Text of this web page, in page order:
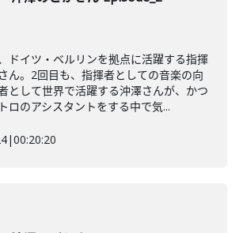
ドイツ・ベルリンを拠点に活躍する指揮
ん。2回目も、指揮者としての音楽の向
として世界で活躍する沖澤さんが、かつ
ロのアシスタントをする中で気...
|00:20:20